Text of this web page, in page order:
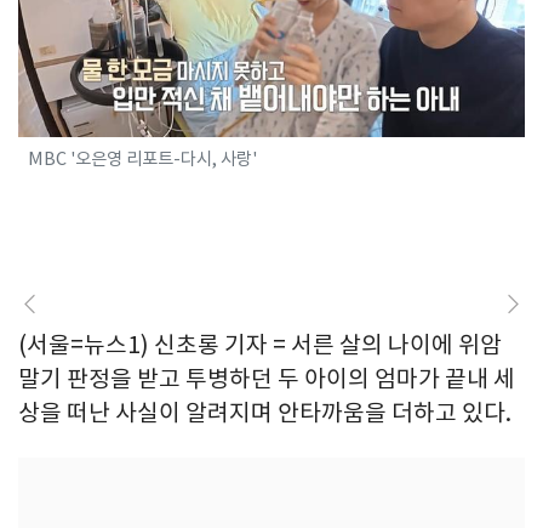
MBC '오은영 리포트-다시, 사랑'
(서울=뉴스1) 신초롱 기자 = 서른 살의 나이에 위암
말기 판정을 받고 투병하던 두 아이의 엄마가 끝내 세
상을 떠난 사실이 알려지며 안타까움을 더하고 있다.